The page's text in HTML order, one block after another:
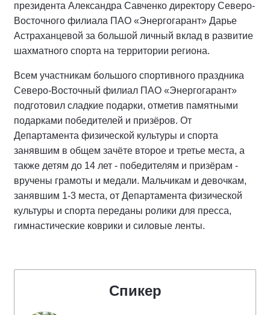
президента Александра Савченко директору Северо-
Восточного филиала ПАО «Энергогарант» Дарье
Астраханцевой за большой личный вклад в развитие
шахматного спорта на территории региона.
Всем участникам большого спортивного праздника
Северо-Восточный филиал ПАО «Энергогарант»
подготовил сладкие подарки, отметив памятными
подарками победителей и призёров. От
Департамента физической культуры и спорта
занявшим в общем зачёте второе и третье места, а
также детям до 14 лет - победителям и призёрам -
вручены грамоты и медали. Мальчикам и девочкам,
занявшим 1-3 места, от Департамента физической
культуры и спорта переданы ролики для пресса,
гимнастические коврики и силовые ленты.
Спикер